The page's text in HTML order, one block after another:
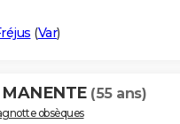
(Var)
(55 ans)
obsèques